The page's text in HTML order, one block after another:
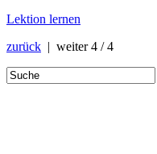
Lektion lernen
zurück | weiter4 / 4